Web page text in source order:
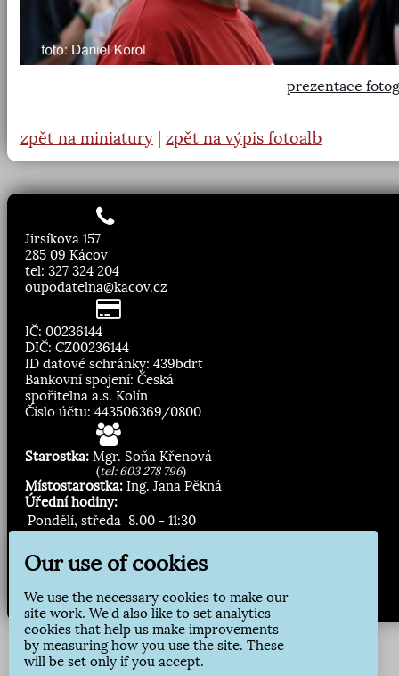
prezentace
zpět na miniatury zpět na výpis fotoalb
Jirsíkova 157
285 09 Kácov
tel: 327 324 204
oupodatelna@kacov.cz
IČ: 00236144
DIČ: CZ00236144
ID datové schránky: 439bdrt
Bankovní spojení: Česká
spořitelna a.s. Kolín
Číslo účtu: 443506369/0800
Starostka: Mgr. Soňa Křenová
(tel: 603 278 796)
Místostarostka: Ing. Jana Pěkná
Úřední hodiny:
Pondělí, středa 8.00 - 11:30
Přihlásit odběr
Our use of cookies
We use the necessary cookies to make our
site work. We'd also like to set analytics
cookies that help us make improvements
by measuring how you use the site. These
will be set only if you accept.